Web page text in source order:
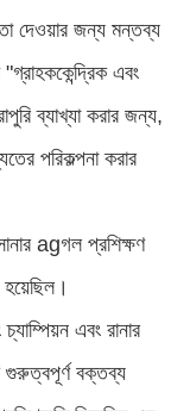
দেওয়ার জন্য মন্তব্য
এবং
ব্যাখ্যা করার জন্য,
পরিকল্পনা করার
agগল প্রশিক্ষণ
হয়েছিল।
এবং রানার
গুরুত্বপূর্ণ বক্তব্য